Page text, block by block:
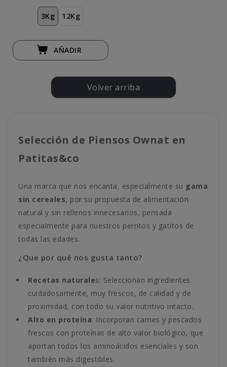
3Kg 12Kg
AÑADIR
Volver arriba
Selección de Piensos Ownat en
Patitas&co
Una marca que nos encanta, especialmente su gama
sin cereales, por su propuesta de alimentación
natural y sin rellenos innecesarios, pensada
especialmente para nuestros perritos y gatitos de
todas las edades.
¿Que por qué nos gusta tanto?
Recetas naturales: Seleccionan ingredientes
cuidadosamente, muy frescos, de calidad y de
proximidad, con todo su valor nutritivo intacto.
Alto en proteína: Incorporan carnes y pescados
frescos con proteínas de alto valor biológico, que
aportan todos los aminoácidos esenciales y son
también más digestibles.